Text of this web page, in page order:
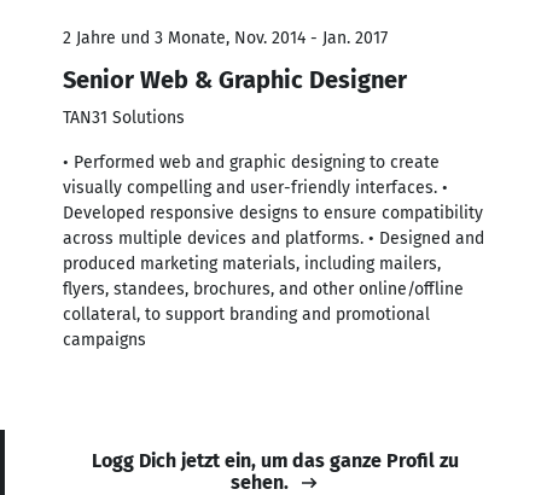
2 Jahre und 3 Monate, Nov. 2014 - Jan. 2017
Senior Web & Graphic Designer
TAN31 Solutions
• Performed web and graphic designing to create
visually compelling and user-friendly interfaces. •
Developed responsive designs to ensure compatibility
across multiple devices and platforms. • Designed and
produced marketing materials, including mailers,
flyers, standees, brochures, and other online/offline
collateral, to support branding and promotional
campaigns
Logg Dich jetzt ein, um das ganze Profil zu
sehen.